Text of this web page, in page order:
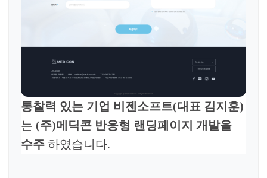
통찰력 있는 기업 비젠소프트(대표 김지훈)
는 (주)메딕콘 반응형 랜딩페이지 개발을
수주 하였습니다.